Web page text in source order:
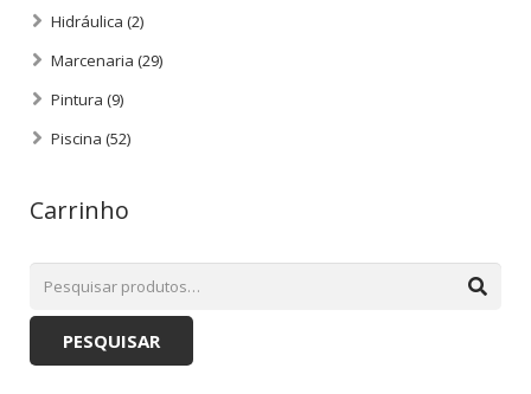
Hidráulica (2)
Marcenaria (29)
Pintura (9)
Piscina (52)
Carrinho
PESQUISAR